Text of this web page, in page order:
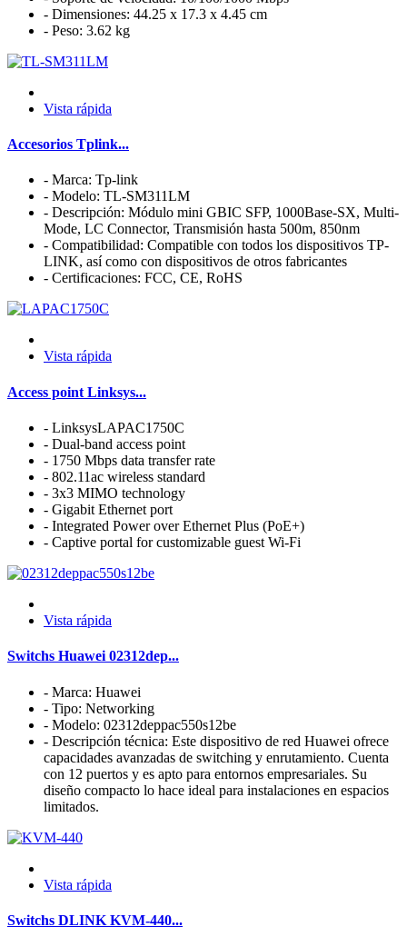
- Dimensiones: 44.25 x 17.3 x 4.45 cm
- Peso: 3.62 kg
Vista rápida
Accesorios Tplink...
- Marca: Tp-link
- Modelo: TL-SM311LM
- Descripción: Módulo mini GBIC SFP, 1000Base-SX, Multi-
Mode, LC Connector, Transmisión hasta 500m, 850nm
- Compatibilidad: Compatible con todos los dispositivos TP-
LINK, así como con dispositivos de otros fabricantes
- Certificaciones: FCC, CE, RoHS
Vista rápida
Access point Linksys...
- LinksysLAPAC1750C
- Dual-band access point
- 1750 Mbps data transfer rate
- 802.11ac wireless standard
- 3x3 MIMO technology
- Gigabit Ethernet port
- Integrated Power over Ethernet Plus (PoE+)
- Captive portal for customizable guest Wi-Fi
Vista rápida
Switchs Huawei 02312dep...
- Marca: Huawei
- Tipo: Networking
- Modelo: 02312deppac550s12be
- Descripción técnica: Este dispositivo de red Huawei ofrece
capacidades avanzadas de switching y enrutamiento. Cuenta
con 12 puertos y es apto para entornos empresariales. Su
diseño compacto lo hace ideal para instalaciones en espacios
limitados.
Vista rápida
Switchs DLINK KVM-440...